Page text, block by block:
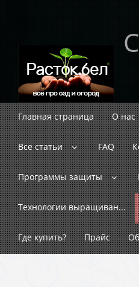
Главная страница О нас
Все статьи FAQ
Программы защиты
Технологии выращиван...
Где купить? Прайс